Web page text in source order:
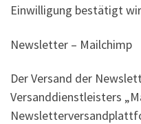
Einwilligung bestätigt
Newsletter – Mailchimp
Der Versand der
Versanddienstleisters